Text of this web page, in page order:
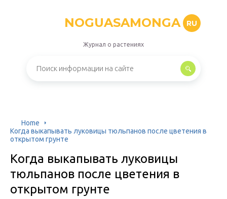
NOGUASAMONGA RU
Журнал о растениях
Home
Когда выкапывать луковицы тюльпанов после цветения в
открытом грунте
Когда выкапывать луковицы
тюльпанов после цветения в
открытом грунте